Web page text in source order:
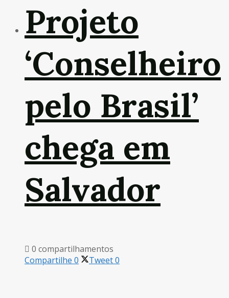
Projeto
‘Conselheiro
pelo Brasil’
chega em
Salvador
0 compartilhamentos
Compartilhe 0 Tweet0